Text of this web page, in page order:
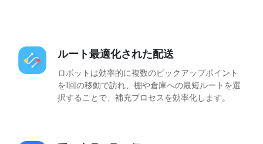
ルート最適化された配送
ロボットは効率的に複数のピックアップポイント
を1回の移動で訪れ、棚や倉庫への最短ルートを選
択することで、補充プロセスを効率化します。